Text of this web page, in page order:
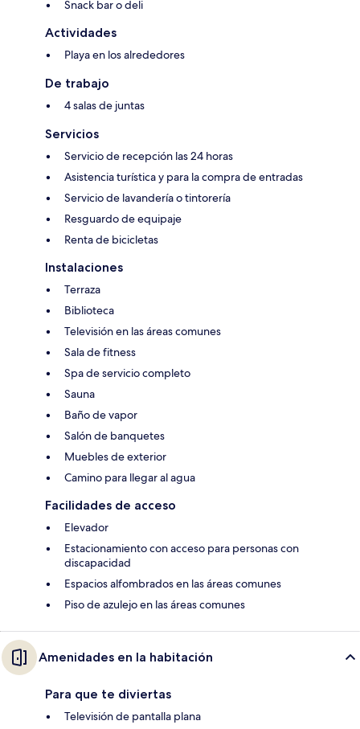
Snack bar o deli
Actividades
Playa en los alrededores
De trabajo
4 salas de juntas
Servicios
Servicio de recepción las 24 horas
Asistencia turística y para la compra de entradas
Servicio de lavandería o tintorería
Resguardo de equipaje
Renta de bicicletas
Instalaciones
Terraza
Biblioteca
Televisión en las áreas comunes
Sala de fitness
Spa de servicio completo
Sauna
Baño de vapor
Salón de banquetes
Muebles de exterior
Camino para llegar al agua
Facilidades de acceso
Elevador
Estacionamiento con acceso para personas con
discapacidad
Espacios alfombrados en las áreas comunes
Piso de azulejo en las áreas comunes
Amenidades en la habitación
Para que te diviertas
Televisión de pantalla plana